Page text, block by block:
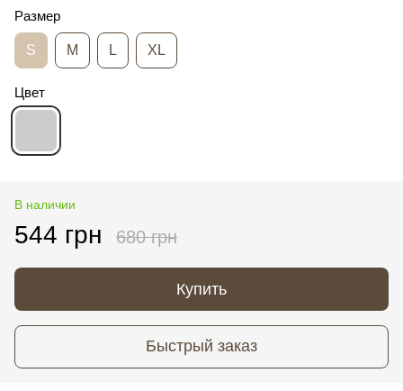
Размер
S M L XL
Цвет
В наличии
544 грн 680 грн
Купить
Быстрый заказ